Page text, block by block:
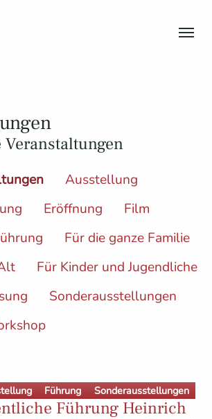
Veranstaltungen
Ausstellung
Eröffnung
Film
Für die ganze Familie
Für Kinder und Jugendliche
Sonderausstellungen
Führung Sonderausstellungen
Führung Heinrich